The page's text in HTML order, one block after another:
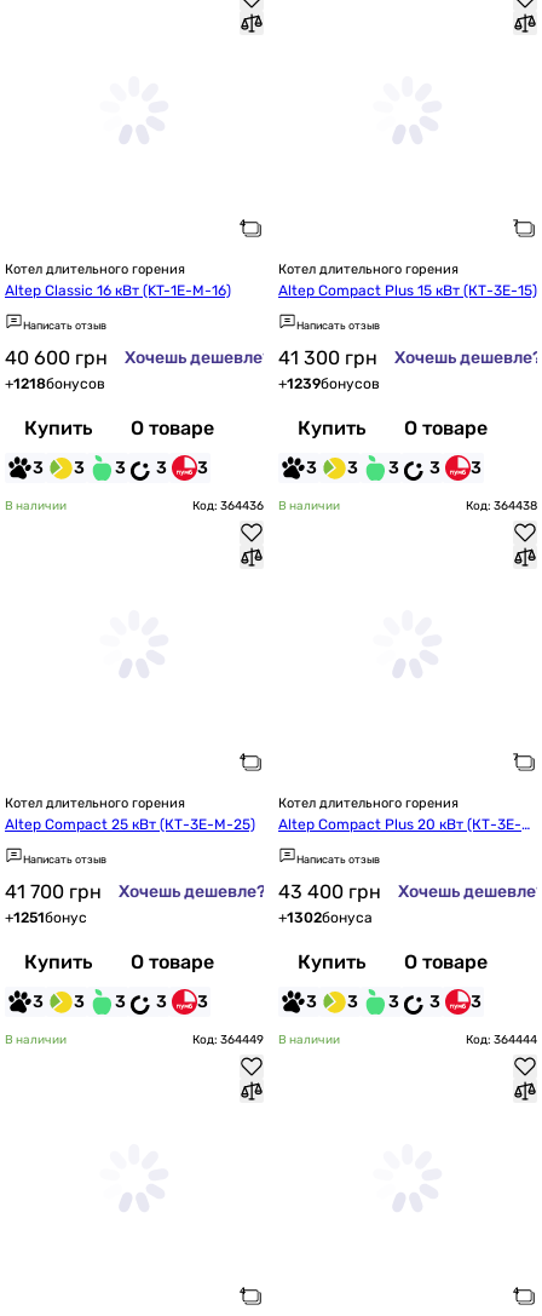
Котел длительного горения
Altep Classic 16 кВт (KT-1E-M-16)
Написать отзыв
40 600 грн Хочешь дешевле?
+1218бонусов
Купить О товаре
3 3 3 3 3
Котел длительного горения
Altep Compact Plus 15 кВт (КТ-3Е-15)
Написать отзыв
41 300 грн Хочешь дешевле?
+1239бонусов
Купить О товаре
3 3 3 3 3
В наличии Код: 364436
Котел длительного горения
Altep Compact 25 кВт (КТ-3Е-М-25)
Написать отзыв
41 700 грн Хочешь дешевле?
+1251бонус
Купить О товаре
3 3 3 3 3
В наличии Код: 364438
Котел длительного горения
Altep Compact Plus 20 кВт (КТ-3Е-2
0)
Написать отзыв
43 400 грн Хочешь
+1302бонуса
Купить О товаре
3 3 3 3 3
В наличии Код: 364449 В наличии Код: 364444